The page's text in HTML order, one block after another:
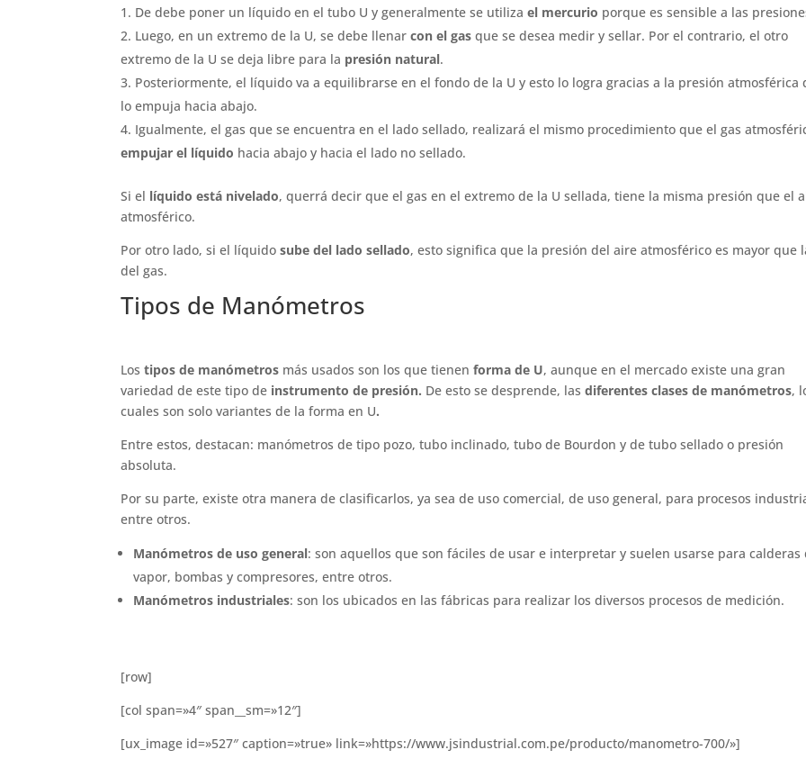
De debe poner un líquido en el tubo U y generalmente se utilizael mercurio porque es sensible a las
Luego, en un extremo de la U, se debe llenarcon el gas que se desea medir y sellar. Por el contrario, el otro
extremo de la U se deja libre para la presión natural.
Posteriormente, el líquido va a equilibrarse en el fondo de la U y esto lo logra gracias a la presión atmosférica
lo empuja hacia abajo.
Igualmente, el gas que se encuentra en el lado sellado, realizará el mismo procedimiento que el gas
empujar el líquido hacia abajo y hacia el lado no sellado.
Si el líquido está nivelado, querrá decir que el gas en el extremo de la U sellada, tiene la misma presión que el
atmosférico.
Por otro lado, si el líquidosube del lado sellado, esto significa que la presión del aire atmosférico es mayor que
del gas.
Tipos de Manómetros
Lostipos de manómetros más usados son los que tienenforma de U, aunque en el mercado existe una gran
variedad de este tipo de instrumento de presión. De esto se desprende, lasdiferentes clases de manómetros,
cuales son solo variantes de la forma en U.
Entre estos, destacan: manómetros de tipo pozo, tubo inclinado, tubo de Bourdon y de tubo sellado o presión
absoluta.
Por su parte, existe otra manera de clasificarlos, ya sea de uso comercial, de uso general, para procesos
entre otros.
Manómetros de uso general: son aquellos que son fáciles de usar e interpretar y suelen usarse para calderas
vapor, bombas y compresores, entre otros.
Manómetros industriales: son los ubicados en las fábricas para realizar los diversos procesos de medición.
[row]
[col span=»4″ span__sm=»12″]
[ux_image id=»527″ caption=»true» link=»https://www.jsindustrial.com.pe/producto/manometro-700/»]